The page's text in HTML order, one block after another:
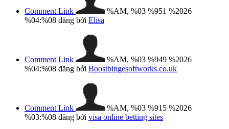
Comment Link
%AM, %03 %951 %2026
%04:%08 đăng bởi Elisa
Comment Link
%AM, %03 %949 %2026
%04:%08 đăng bởi Boostbingesoftworks.co.uk
Comment Link
%AM, %03 %915 %2026
%03:%08 đăng bởi visa online betting sites